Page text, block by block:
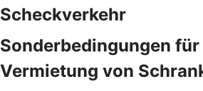
Scheckverkehr
Sonderbedingungen für
Vermietung von